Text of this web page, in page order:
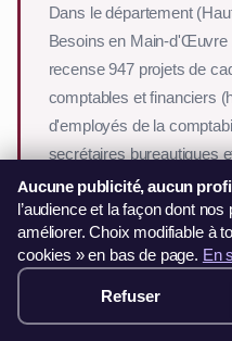
Dans le département
Besoins en Main-d'Œuvre
recense 947 projets de
comptables et financiers
d'employés de la
secrétaires bureautiques
année. Pour les
ces recrutements sont
Excel reconnue valorise
Cadres administratifs, comptables et financiers (h…
Employés de la comptabilité
299€ ·
Aucune publicité, aucun
l’audience et la façon dont
améliorer. Choix modifiable à
cookies » en bas de page. En
Refuser